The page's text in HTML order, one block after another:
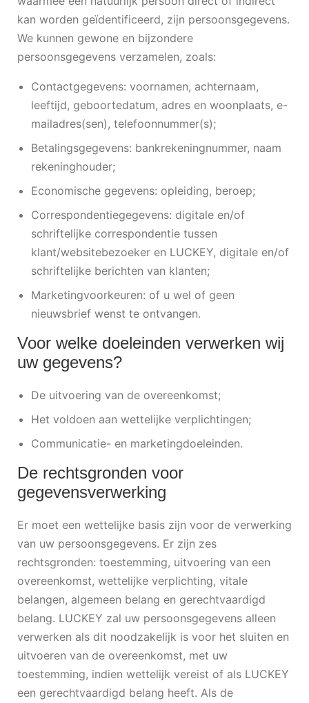
kan worden geïdentificeerd, zijn persoonsgegevens.
We kunnen gewone en bijzondere
persoonsgegevens verzamelen, zoals:
Contactgegevens: voornamen, achternaam,
leeftijd, geboortedatum, adres en woonplaats, e-
mailadres(sen), telefoonnummer(s);
Betalingsgegevens: bankrekeningnummer, naam
rekeninghouder;
Economische gegevens: opleiding, beroep;
Correspondentiegegevens: digitale en/of
schriftelijke correspondentie tussen
klant/websitebezoeker en LUCKEY, digitale en/of
schriftelijke berichten van klanten;
Marketingvoorkeuren: of u wel of geen
nieuwsbrief wenst te ontvangen.
Voor welke doeleinden verwerken wij
uw gegevens?
De uitvoering van de overeenkomst;
Het voldoen aan wettelijke verplichtingen;
Communicatie- en marketingdoeleinden.
De rechtsgronden voor
gegevensverwerking
Er moet een wettelijke basis zijn voor de verwerking
van uw persoonsgegevens. Er zijn zes
rechtsgronden: toestemming, uitvoering van een
overeenkomst, wettelijke verplichting, vitale
belangen, algemeen belang en gerechtvaardigd
belang. LUCKEY zal uw persoonsgegevens alleen
verwerken als dit noodzakelijk is voor het sluiten en
uitvoeren van de overeenkomst, met uw
toestemming, indien wettelijk vereist of als LUCKEY
een gerechtvaardigd belang heeft. Als de